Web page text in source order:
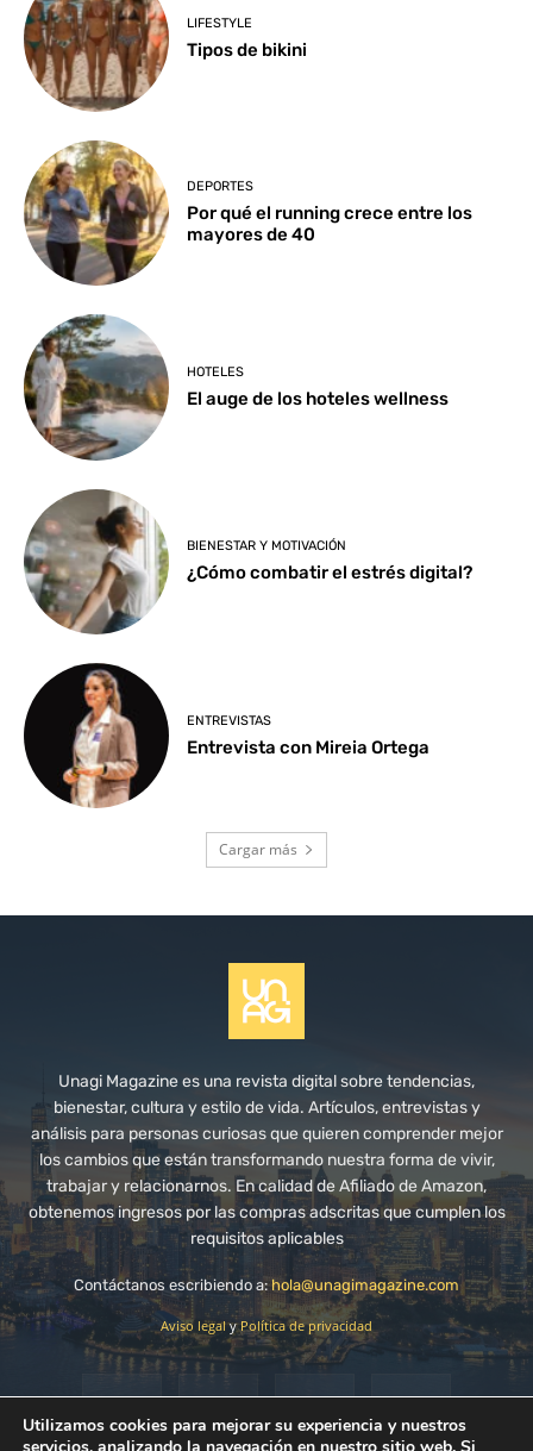
LIFESTYLE
Tipos de bikini
DEPORTES
Por qué el running crece entre los
mayores de 40
HOTELES
El auge de los hoteles wellness
BIENESTAR Y MOTIVACIÓN
¿Cómo combatir el estrés digital?
ENTREVISTAS
Entrevista con Mireia Ortega
Cargar más
Unagi Magazine es una revista digital sobre tendencias,
bienestar, cultura y estilo de vida. Artículos, entrevistas y
análisis para personas curiosas que quieren comprender mejor
los cambios que están transformando nuestra forma de vivir,
trabajar y relacionarnos. En calidad de Afiliado de Amazon,
obtenemos ingresos por las compras adscritas que cumplen los
requisitos aplicables
Contáctanos escribiendo a:hola@unagimagazine.com
Aviso legalyPolítica de privacidad
Utilizamos cookies para mejorar su experiencia y nuestros